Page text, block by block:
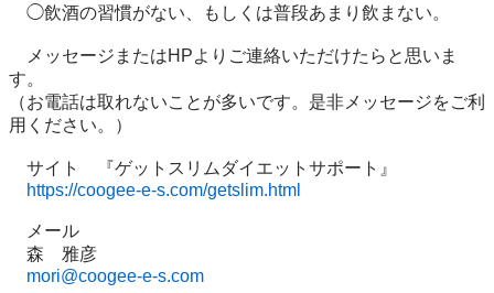
◯飲酒の習慣がない、もしくは普段あまり飲まない。
メッセージまたはHPよりご連絡いただけたらと思いま
す。
（お電話は取れないことが多いです。是非メッセージをご利
用ください。）
サイト　『ゲットスリムダイエットサポート』
https://coogee-e-s.com/getslim.html
メール
森　雅彦
mori@coogee-e-s.com